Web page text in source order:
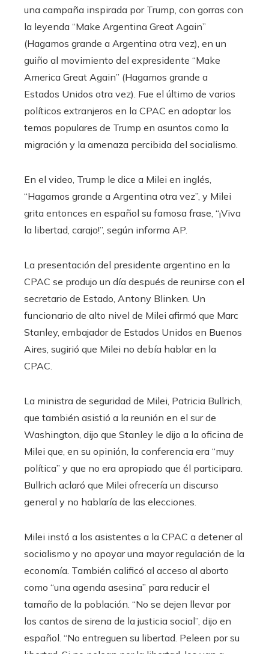
una campaña inspirada por Trump, con gorras con
la leyenda “Make Argentina Great Again”
(Hagamos grande a Argentina otra vez), en un
guiño al movimiento del expresidente “Make
America Great Again” (Hagamos grande a
Estados Unidos otra vez). Fue el último de varios
políticos extranjeros en la CPAC en adoptar los
temas populares de Trump en asuntos como la
migración y la amenaza percibida del socialismo.
En el video, Trump le dice a Milei en inglés,
“Hagamos grande a Argentina otra vez”, y Milei
grita entonces en español su famosa frase, “¡Viva
la libertad, carajo!”, según informa AP.
La presentación del presidente argentino en la
CPAC se produjo un día después de reunirse con el
secretario de Estado, Antony Blinken. Un
funcionario de alto nivel de Milei afirmó que Marc
Stanley, embajador de Estados Unidos en Buenos
Aires, sugirió que Milei no debía hablar en la
CPAC.
La ministra de seguridad de Milei, Patricia Bullrich,
que también asistió a la reunión en el sur de
Washington, dijo que Stanley le dijo a la oficina de
Milei que, en su opinión, la conferencia era “muy
política” y que no era apropiado que él participara.
Bullrich aclaró que Milei ofrecería un discurso
general y no hablaría de las elecciones.
Milei instó a los asistentes a la CPAC a detener al
socialismo y no apoyar una mayor regulación de la
economía. También calificó al acceso al aborto
como “una agenda asesina” para reducir el
tamaño de la población. “No se dejen llevar por
los cantos de sirena de la justicia social”, dijo en
español. “No entreguen su libertad. Peleen por su